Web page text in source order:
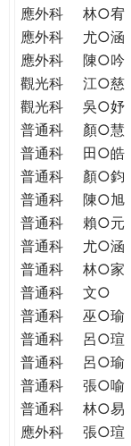
應外科
林○宥
應外科
尤○涵
應外科
陳○吟
觀光科
江○慈
觀光科
吳○妤
普通科
顏○慧
普通科
田○皓
普通科
顏○鈞
普通科
陳○旭
普通科
賴○元
普通科
尤○涵
普通科
林○家
普通科
文○
普通科
巫○瑜
普通科
呂○瑄
普通科
呂○瑜
普通科
張○喻
普通科
林○易
應外科
張○瑄